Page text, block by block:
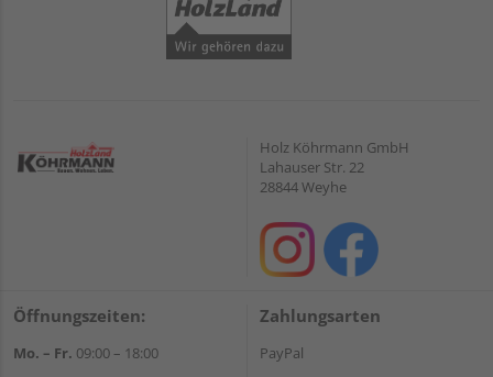
Holz Köhrmann GmbH
Lahauser Str. 22
28844 Weyhe
Öffnungszeiten:
Mo. – Fr. 09:00 – 18:00
Zahlungsarten
PayPal